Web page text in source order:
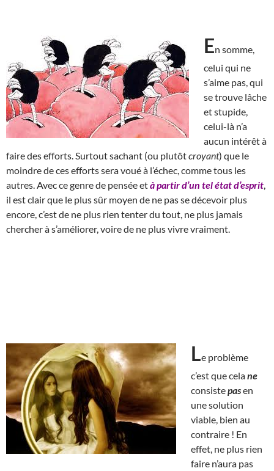
En somme,
celui qui ne
s’aime pas, qui
se trouve lâche
et stupide,
celui-là n’a
aucun intérêt à
faire des efforts. Surtout sachant (ou plutôtcroyant) que le
moindre de ces efforts sera voué à l’échec, comme tous les
autres. Avec ce genre de pensée età partir d’un tel état d’esprit
il est clair que le plus sûr moyen de ne pas se décevoir plus
encore, c’est de ne plus rien tenter du tout, ne plus jamais
chercher à s’améliorer, voire de ne plus vivre vraiment.
Le problème
c’est que celane
consistepasen
une solution
viable, bien au
contraire ! En
effet, ne plus rien
faire n’aura pas